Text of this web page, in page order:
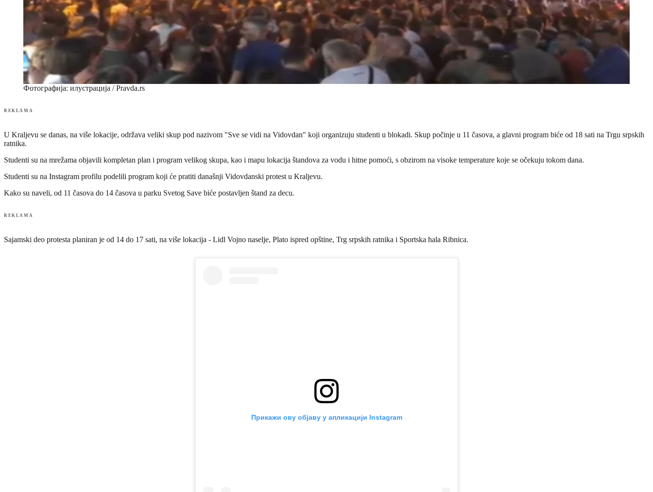
Фотографија: илустрација / Pravda.rs
REKLAMA
U Kraljevu se danas, na više lokacije, održava veliki skup pod nazivom "Sve se vidi na Vidovdan" koji organizuju studenti u blokadi. Skup počinje u 11 časova, a glavni program biće od 18 sati na Trgu srpskih
ratnika.
Studenti su na mrežama objavili kompletan plan i program velikog skupa, kao i mapu lokacija štandova za vodu i hitne pomoći, s obzirom na visoke temperature koje se očekuju tokom dana.
Studenti su na Instagram profilu podelili program koji će pratiti današnji Vidovdanski protest u Kraljevu.
Kako su naveli, od 11 časova do 14 časova u parku Svetog Save biće postavljen štand za decu.
REKLAMA
Sajamski deo protesta planiran je od 14 do 17 sati, na više lokacija - Lidl Vojno naselje, Plato ispred opštine, Trg srpskih ratnika i Sportska hala Ribnica.
Прикажи ову објаву у апликацији Instagram